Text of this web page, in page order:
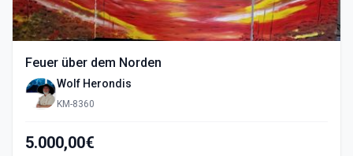
Feuer über dem Norden
Wolf Herondis
KM-8360
5.000,00€